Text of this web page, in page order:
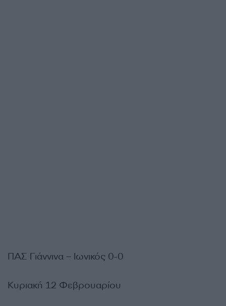
ΠΑΣ Γιάννινα – Ιωνικός 0-0
Κυριακή 12 Φεβρουαρίου